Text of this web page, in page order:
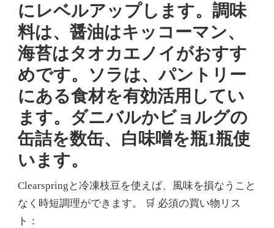
にレベルアップします。調味
料は、醤油はキッコーマン、
海苔はタオカエノイがおすす
めです。ソラは、パントリー
にある食材を有効活用してい
ます。ダニバルかビョルグの
缶詰を数缶、白味噌を瓶1瓶使
います。
Clearspringと冷凍枝豆を使えば、風味を損なうこと
なく時短調理ができます。
🛒 必須の買い物リス
ト：